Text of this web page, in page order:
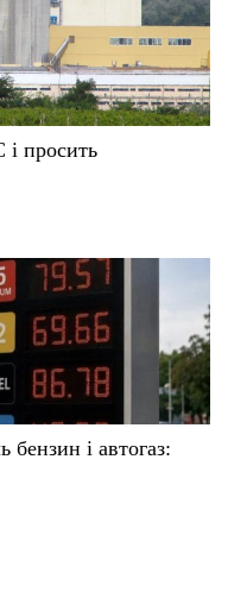
просить
бензин і автогаз: